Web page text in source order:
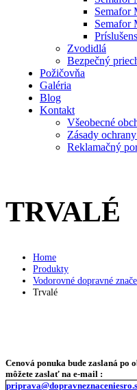
Semafor
Semafor
Zvodidlá
Bezpečný
Požičovňa
Galéria
Blog
Kontakt
Všeobecné
Zásady
Reklamačný
TRVALÉ
Home
Produkty
Vodorovné dopravné
Trvalé
Cenová ponuka bude zaslaná
môžete zaslať na e-mail :